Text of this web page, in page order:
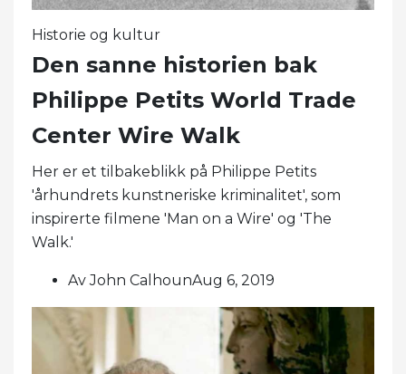
Historie og kultur
Den sanne historien bak
Philippe Petits World Trade
Center Wire Walk
Her er et tilbakeblikk på Philippe Petits
'århundrets kunstneriske kriminalitet', som
inspirerte filmene 'Man on a Wire' og 'The
Walk.'
Av John CalhounAug 6, 2019